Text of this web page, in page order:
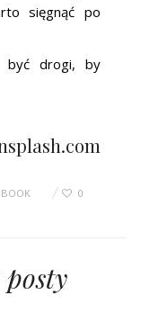
sięgnąć po
być drogi, by
0